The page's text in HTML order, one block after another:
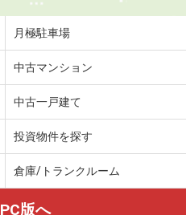
月極駐車場
中古マンション
中古一戸建て
投資物件を探す
倉庫/トランクルーム
PC版へ